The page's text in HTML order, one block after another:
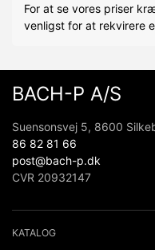
For at se vores priser
venligst for at rekvirere
BACH-P A/S
Suensonsvej 5, 8600
86 82 81 66
post@bach-p.dk
CVR 20932147
KATALOG